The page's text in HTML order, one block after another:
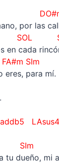
por las
en cada
SIm
eres, para mí.
tu dueño, mi